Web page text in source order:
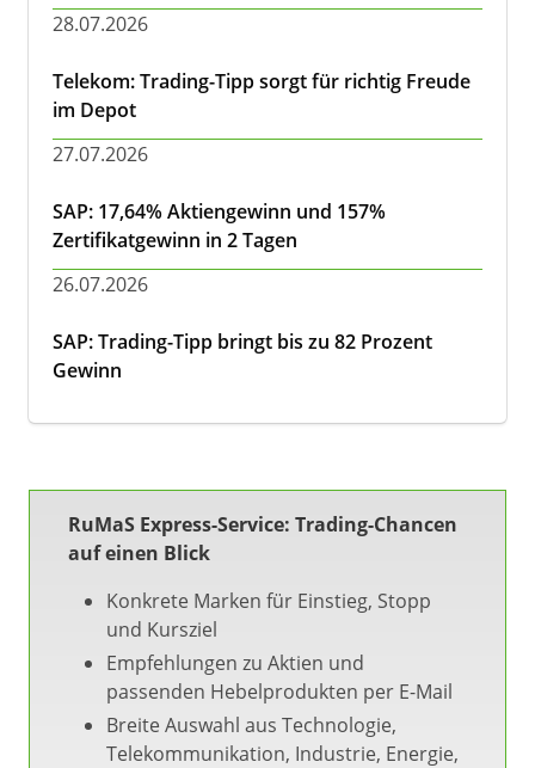
28.07.2026
Telekom: Trading-Tipp sorgt für richtig Freude
im Depot
27.07.2026
SAP: 17,64% Aktiengewinn und 157%
Zertifikatgewinn in 2 Tagen
26.07.2026
SAP: Trading-Tipp bringt bis zu 82 Prozent
Gewinn
RuMaS Express-Service: Trading-Chancen
auf einen Blick
Konkrete Marken für Einstieg, Stopp
und Kursziel
Empfehlungen zu Aktien und
passenden Hebelprodukten per E-Mail
Breite Auswahl aus Technologie,
Telekommunikation, Industrie, Energie,